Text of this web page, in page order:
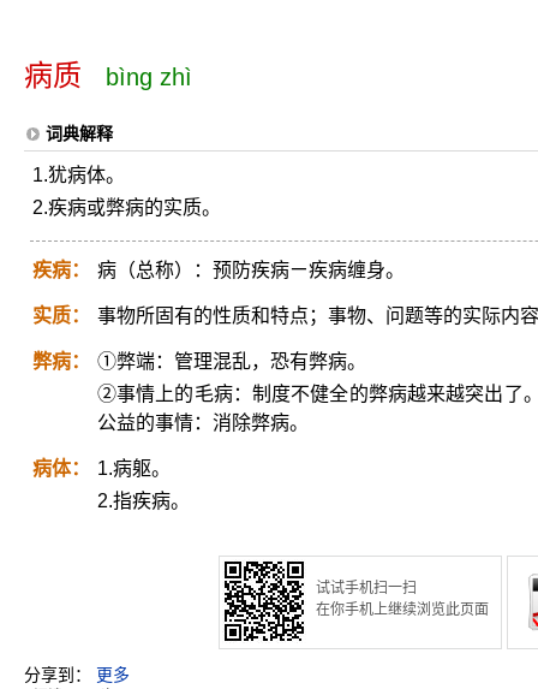
病质 bìng zhì
词典解释
1.犹病体。
2.疾病或弊病的实质。
疾病： 病（总称）：预防疾病ㄧ疾病缠身。
实质： 事物所固有的性质和特点；事物、问题等的实际内
弊病：
①弊端：管理混乱，恐有弊病。
②事情上的毛病：制度不健全的弊病越来越突出了
公益的事情：消除弊病。
病体：
1.病躯。
2.指疾病。
试试手机扫一扫
在你手机上继续浏览此页面
分享到： 更多